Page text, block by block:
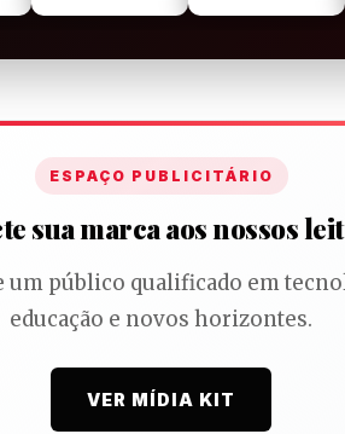
ESPAÇO PUBLICITÁRIO
sua marca aos nossos
um público qualificado em
educação e novos horizontes.
VER MÍDIA KIT